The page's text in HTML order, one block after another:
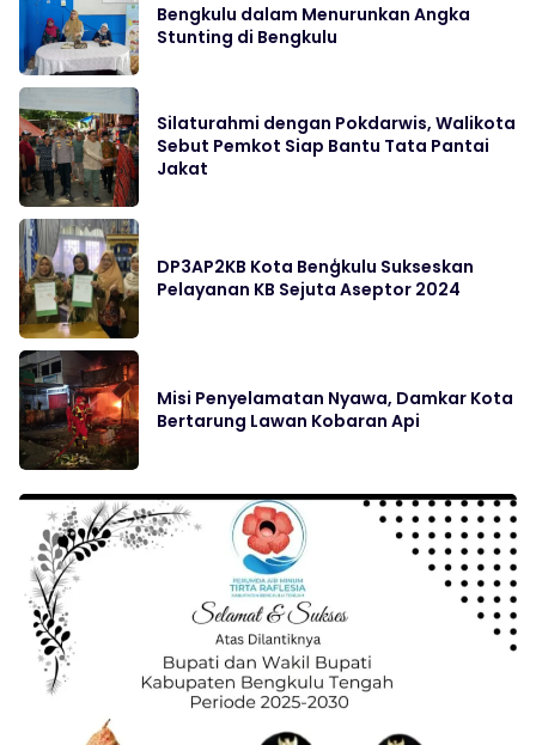
Bengkulu dalam Menurunkan Angka
Stunting di Bengkulu
Silaturahmi dengan Pokdarwis, Walikota
Sebut Pemkot Siap Bantu Tata Pantai
Jakat
DP3AP2KB Kota Benģkulu Sukseskan
Pelayanan KB Sejuta Aseptor 2024
Misi Penyelamatan Nyawa, Damkar Kota
Bertarung Lawan Kobaran Api